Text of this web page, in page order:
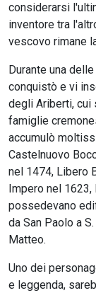
considerarsi
inventore tra
vescovo rimane
Durante una
conquistò e vi
degli Ariberti, cui
famiglie
accumulò
Castelnuovo
nel 1474, Libero
Impero nel
possedevano
da San Paolo a
Matteo.
Uno dei
e leggenda,